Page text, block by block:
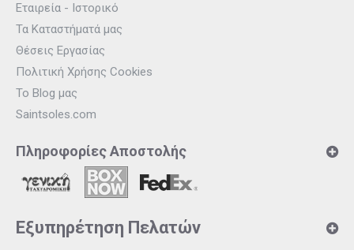
Εταιρεία - Ιστορικό
Τα Καταστήματά μας
Θέσεις Εργασίας
Πολιτική Χρήσης Cookies
Το Blog μας
Saintsoles.com
Πληροφορίες Αποστολής
Εξυπηρέτηση Πελατών